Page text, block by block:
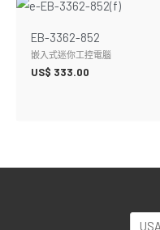
EB-3362-852
嵌入式迷你工控電腦
US$ 333.00